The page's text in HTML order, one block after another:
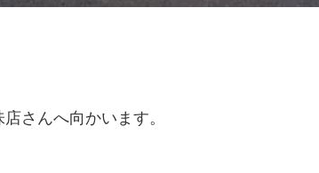
さんへ向かいます。